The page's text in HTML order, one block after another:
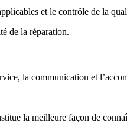
et le contrôle de la
de la réparation.
la communication et
la meilleure façon de